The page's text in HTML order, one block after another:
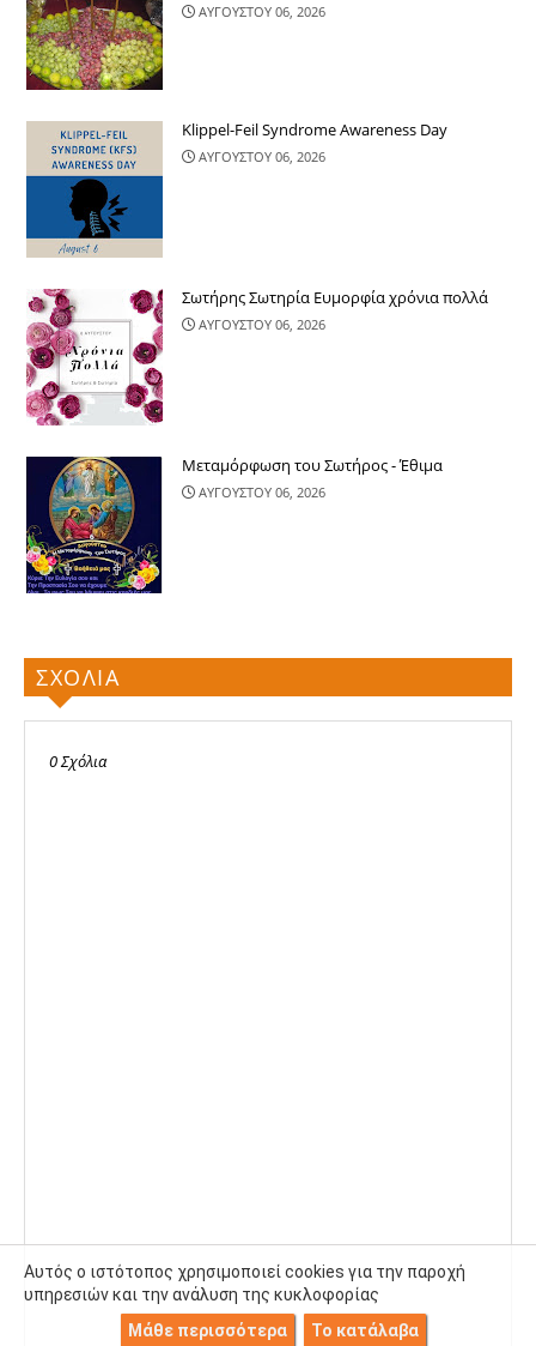
ΑΥΓΟΥΣΤΟΥ 06, 2026
Klippel-Feil Syndrome Awareness Day
ΑΥΓΟΥΣΤΟΥ 06, 2026
Σωτήρης Σωτηρία Ευμορφία χρόνια πολλά
ΑΥΓΟΥΣΤΟΥ 06, 2026
Μεταμόρφωση του Σωτήρος - Έθιμα
ΑΥΓΟΥΣΤΟΥ 06, 2026
ΣΧΟΛΙΑ
0 Σχόλια
Αυτός ο ιστότοπος χρησιμοποιεί cookies για την παροχή
υπηρεσιών και την ανάλυση της κυκλοφορίας
Μάθε περισσότερα
Το κατάλαβα